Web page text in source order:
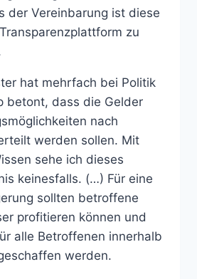
der Vereinbarung ist diese
zu
hat mehrfach bei Politik
betont, dass die Gelder
nach
werden sollen. Mit
sehe ich dieses
keinesfalls. (…) Für eine
sollten betroffene
profitieren können und
alle Betroffenen innerhalb
werden.